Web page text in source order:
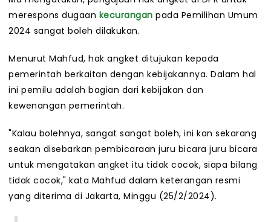
merespons dugaan kecurangan pada Pemilihan Umum
2024 sangat boleh dilakukan.
Menurut Mahfud, hak angket ditujukan kepada
pemerintah berkaitan dengan kebijakannya. Dalam hal
ini pemilu adalah bagian dari kebijakan dan
kewenangan pemerintah.
"Kalau bolehnya, sangat sangat boleh, ini kan sekarang
seakan disebarkan pembicaraan juru bicara juru bicara
untuk mengatakan angket itu tidak cocok, siapa bilang
tidak cocok," kata Mahfud dalam keterangan resmi
yang diterima di Jakarta, Minggu (25/2/2024).